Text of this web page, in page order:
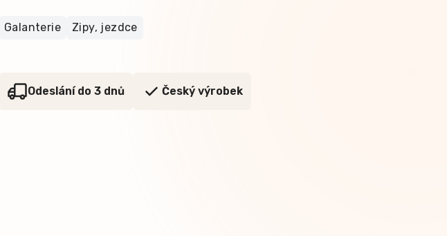
Galanterie Zipy, jezdce
Odeslání do 3 dnů Český výrobek